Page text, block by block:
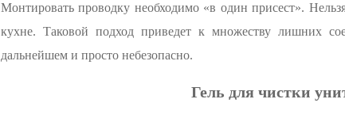
Монтировать проводку необходимо «в один присест».
кухне. Таковой подход приведет к множеству лишних
дальнейшем и просто небезопасно.
Гель для чистки